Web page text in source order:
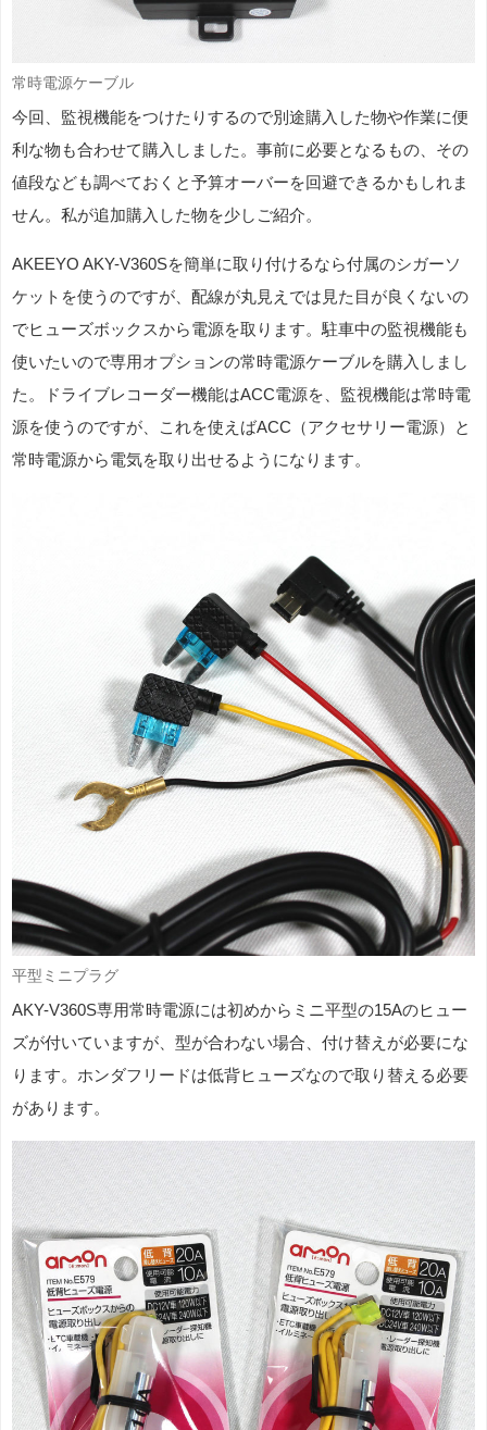
常時電源ケーブル
今回、監視機能をつけたりするので別途購入した物や作業に便
利な物も合わせて購入しました。事前に必要となるもの、その
値段なども調べておくと予算オーバーを回避できるかもしれま
せん。私が追加購入した物を少しご紹介。
AKEEYO AKY-V360Sを簡単に取り付けるなら付属のシガーソ
ケットを使うのですが、配線が丸見えでは見た目が良くないの
でヒューズボックスから電源を取ります。駐車中の監視機能も
使いたいので専用オプションの常時電源ケーブルを購入しまし
た。ドライブレコーダー機能はACC電源を、監視機能は常時電
源を使うのですが、これを使えばACC（アクセサリー電源）と
常時電源から電気を取り出せるようになります。
平型ミニプラグ
AKY-V360S専用常時電源には初めからミニ平型の15Aのヒュー
ズが付いていますが、型が合わない場合、付け替えが必要にな
ります。ホンダフリードは低背ヒューズなので取り替える必要
があります。